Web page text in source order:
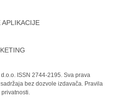
APLIKACIJE
ISSN 2744-2195. Sva prava
bez dozvole izdavača. Pravila
privatnosti.